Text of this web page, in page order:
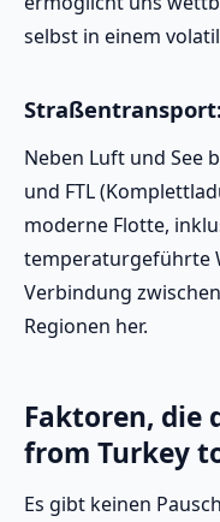
selbst in einem
Neben Luft und See
und FTL
moderne Flotte,
temperaturgeführte
Verbindung
Regionen her.
Faktoren, die
from Turkey
Es gibt keinen